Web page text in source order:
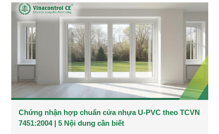
Chứng nhận hợp chuẩn cửa nhựa U-PVC theo TCVN
7451:2004 | 5 Nội dung cần biết